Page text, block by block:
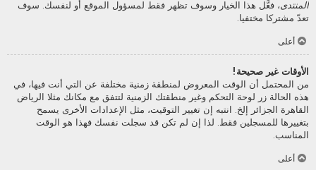
المنتدى، فعَّل هذا الخيار وسوف تظهر فقط لمسؤول الموقع أو لنفسك. سوف
تعدّ مشتركا مختفيا.
أعلى
الأوقات غير صحيحة!
من المحتمل أن الوقت المعروض لمنطقة زمنية مختلفة عن التي أنت فيها، في
هذه الحالة زر لوحة التحكم وغير منطقتك الزمنية لتتفق مع مكانك مثلا الرياض
القاهرة الجزائر إلخ. انتبه إن تغيير التوقيت، مثل الإعدادات الأخرى يسمح
بتغييرها للمسجلين فقط. لذا إن لم تكن قد سجلت نفسك فهذا هو الوقت
المناسب.
أعلى